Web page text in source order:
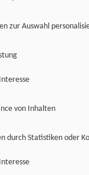
zur Auswahl
von Inhalten
durch Statistiken oder